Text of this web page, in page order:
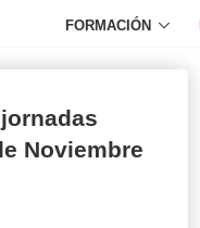
FORMACIÓN
jornadas
Noviembre